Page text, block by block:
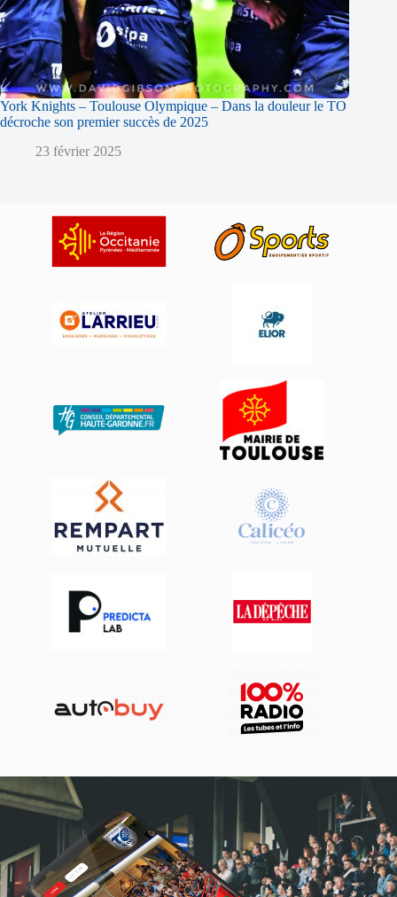
York Knights – Toulouse Olympique – Dans la douleur le TO
décroche son premier succès de 2025
23 février 2025